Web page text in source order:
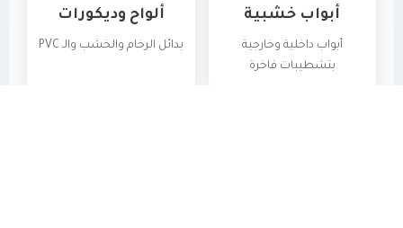
أبواب خشبية
أبواب داخلية وخارجية
بتشطيبات فاخرة
ألواح وديكورات
بدائل الرخام والخشب والـ PVC